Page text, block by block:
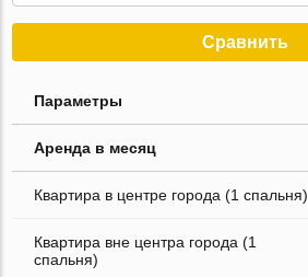
Сравнить
Параметры
Аренда в месяц
Квартира в центре города (1 спальня)
Квартира вне центра города (1
спальня)